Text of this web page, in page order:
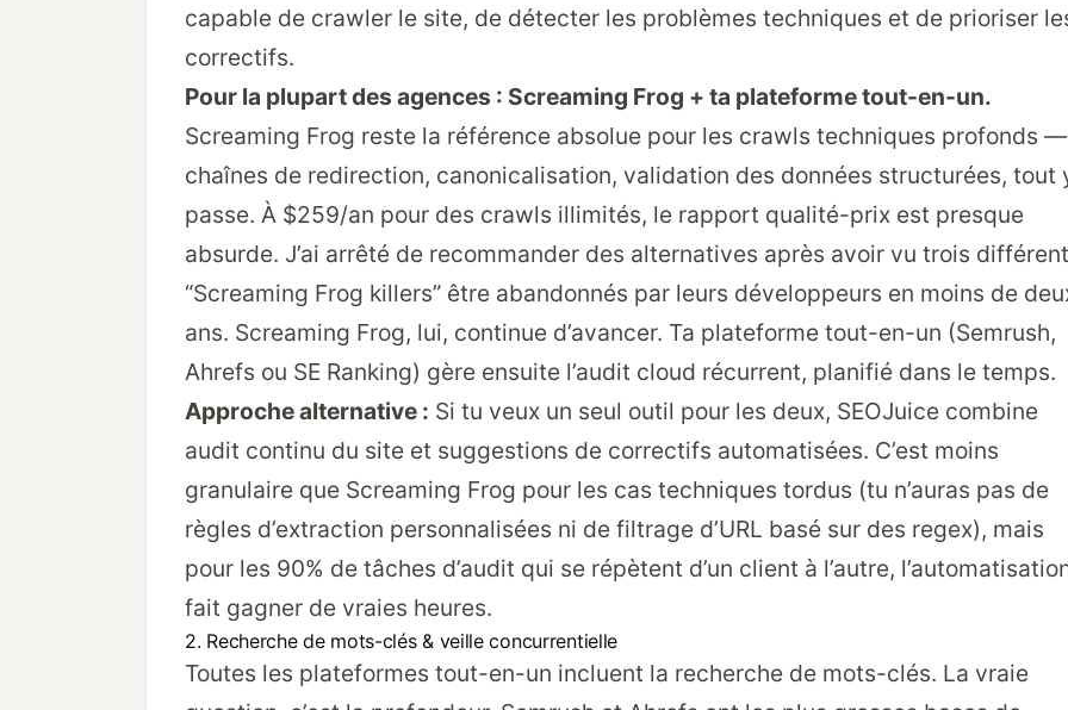
capable de crawler le site, de détecter les problèmes techniques et de prioriser
correctifs.
Pour la plupart des agences : Screaming Frog + ta plateforme tout-en-un.
Screaming Frog reste la référence absolue pour les crawls techniques profonds —
chaînes de redirection, canonicalisation, validation des données structurées, tout
passe. À $259/an pour des crawls illimités, le rapport qualité-prix est presque
absurde. J’ai arrêté de recommander des alternatives après avoir vu trois
“Screaming Frog killers” être abandonnés par leurs développeurs en moins de
ans. Screaming Frog, lui, continue d’avancer. Ta plateforme tout-en-un (Semrush,
Ahrefs ou SE Ranking) gère ensuite l’audit cloud récurrent, planifié dans le temps.
Approche alternative : Si tu veux un seul outil pour les deux, SEOJuice combine
audit continu du site et suggestions de correctifs automatisées. C’est moins
granulaire que Screaming Frog pour les cas techniques tordus (tu n’auras pas de
règles d’extraction personnalisées ni de filtrage d’URL basé sur des regex), mais
pour les 90% de tâches d’audit qui se répètent d’un client à l’autre,
fait gagner de vraies heures.
2. Recherche de mots-clés & veille concurrentielle
Toutes les plateformes tout-en-un incluent la recherche de mots-clés. La vraie